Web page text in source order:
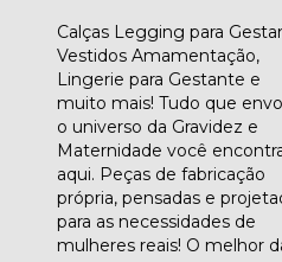
Calças Legging para
Vestidos Amamentação,
Lingerie para Gestante e
muito mais! Tudo que
o universo da Gravidez e
Maternidade você
aqui. Peças de fabricação
própria, pensadas e
para as necessidades de
mulheres reais! O melhor